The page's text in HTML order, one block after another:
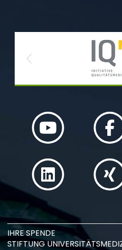
Previous
IHRE SPENDE
STIFTUNG